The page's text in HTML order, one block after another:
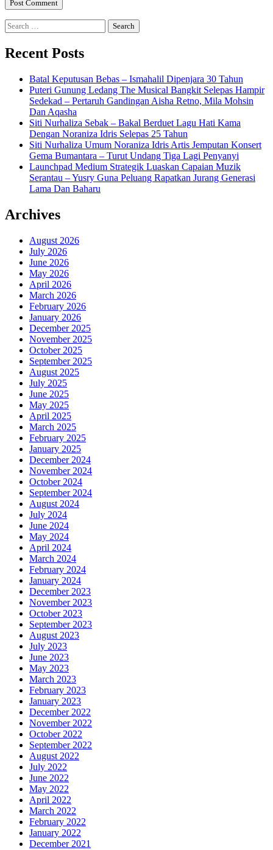
Search
for:
Recent Posts
Batal Keputusan Bebas – Ismahalil Dipenjara 30 Tahun
Puteri Gunung Ledang The Musical Bangkit Selepas Hampir
Sedekad – Pertaruh Gandingan Aisha Retno, Mila Mohsin
Dan Aqasha
Siti Nurhaliza Sebak – Bakal Berduet Lagu Hati Kama
Dengan Noraniza Idris Selepas 25 Tahun
Siti Nurhaliza Umum Noraniza Idris Artis Jemputan Konsert
Gema Bumantara – Turut Undang Tiga Lagi Penyanyi
Launchpad Medium Strategik Luaskan Capaian Muzik
Serantau – Yusry Guna Peluang Rapatkan Jurang Generasi
Lama Dan Baharu
Archives
August 2026
July 2026
June 2026
May 2026
April 2026
March 2026
February 2026
January 2026
December 2025
November 2025
October 2025
September 2025
August 2025
July 2025
June 2025
May 2025
April 2025
March 2025
February 2025
January 2025
December 2024
November 2024
October 2024
September 2024
August 2024
July 2024
June 2024
May 2024
April 2024
March 2024
February 2024
January 2024
December 2023
November 2023
October 2023
September 2023
August 2023
July 2023
June 2023
May 2023
March 2023
February 2023
January 2023
December 2022
November 2022
October 2022
September 2022
August 2022
July 2022
June 2022
May 2022
April 2022
March 2022
February 2022
January 2022
December 2021